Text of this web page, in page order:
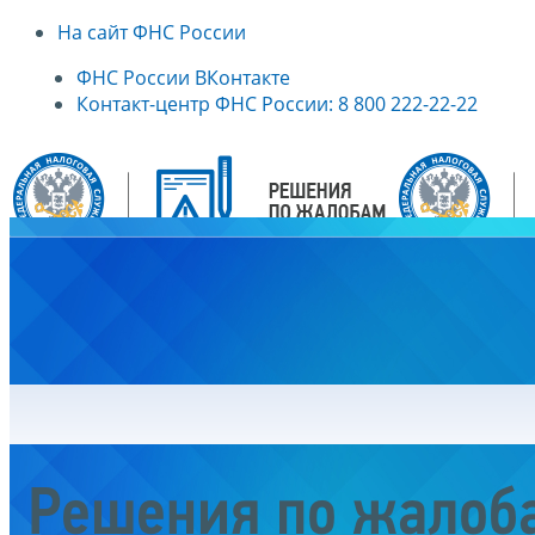
На сайт ФНС России
ФНС России ВКонтакте
Контакт-центр ФНС России: 8 800 222-22-22
Решения по